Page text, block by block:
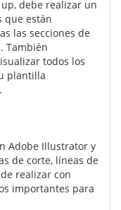
debe realizar un
que están
las secciones de
También
todos los
plantilla
Adobe Illustrator y
de corte, líneas de
realizar con
importantes para